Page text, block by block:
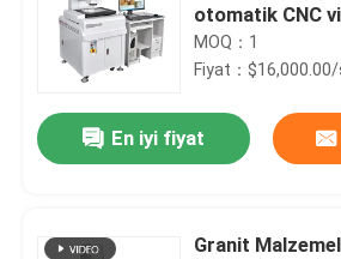
otomatik CNC
makinesi
MOQ：1
Fiyat：
En iyi fiyat
Granit